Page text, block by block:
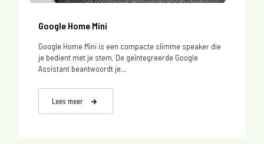
Google Home Mini
Google Home Mini is een compacte slimme speaker die
je bedient met je stem. De geïntegreerde Google
Assistant beantwoordt je...
Lees meer